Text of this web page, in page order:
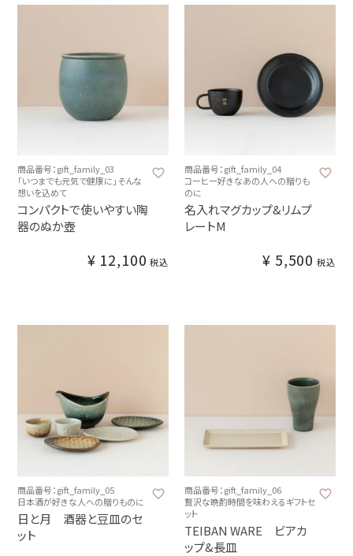
商品番号：gift_family_03
「いつまでも元気で健康に」そんな
想いを込めて
コンパクトで使いやすい陶
器のぬか壺
¥ 12,100 税込
商品番号：gift_family_04
コーヒー好きなあの人への贈りも
のに
名入れマグカップ&リムプ
レートM
¥ 5,500 税込
商品番号：gift_family_05
日本酒が好きな人への贈りものに
日と月 酒器と豆皿のセ
ット
商品番号：gift_family_06
贅沢な晩酌時間を味わえるギフトセ
ット
TEIBAN WARE ビアカ
ップ&長皿